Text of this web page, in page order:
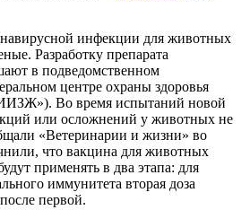
инфекции для животных
Разработку препарата
в подведомственном
центре охраны здоровья
Во время испытаний новой
или осложнений у животных не
«Ветеринарии и жизни» во
что вакцина для животных
применять в два этапа: для
иммунитета вторая доза
первой.